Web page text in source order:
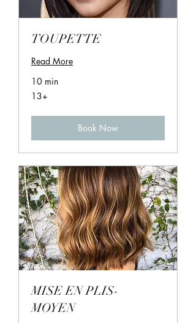
TOUPETTE
Read More
10 min
13+
13+
Book Now
MISE EN PLIS-
MOYEN